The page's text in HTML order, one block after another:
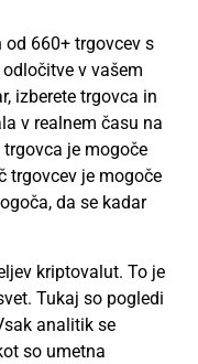
od 660+ trgovcev s
v vašem
izberete trgovca in
v realnem času na
je mogoče
trgovcev je mogoče
da se kadar
kriptovalut. To je
Tukaj so pogledi
analitik se
so umetna